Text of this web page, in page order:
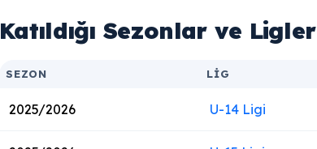
Katıldığı Sezonlar ve Ligler
SEZON LIG
2025/2026 U-14 Ligi